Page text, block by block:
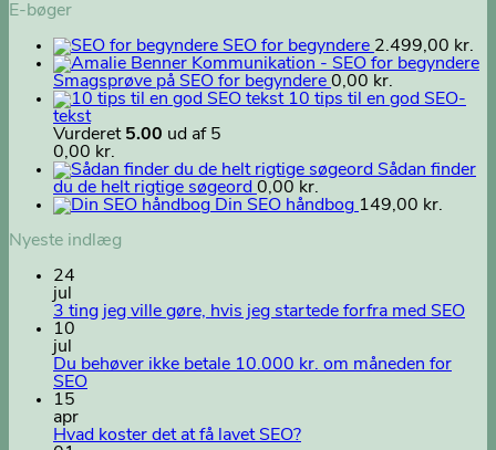
E-bøger
SEO for begyndere 2.499,00 kr.
Smagsprøve på SEO for begyndere 0,00 kr.
10 tips til en god SEO-
tekst
Vurderet 5.00 ud af 5
0,00 kr.
Sådan finder
du de helt rigtige søgeord 0,00 kr.
Din SEO håndbog 149,00 kr.
Nyeste indlæg
24
jul
3 ting jeg ville gøre, hvis jeg startede forfra med SEO
10
jul
Du behøver ikke betale 10.000 kr. om måneden for
SEO
15
apr
Hvad koster det at få lavet SEO?